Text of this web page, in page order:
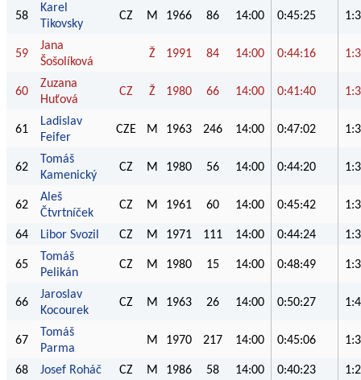
58
Karel
Tikovsky
CZ M 1966 86 14:00 0:45:25
59
Jana
Šošolíková
Ž 1991 84 14:00 0:44:16
60
Zuzana
Huťová
CZ Ž 1980 66 14:00 0:41:40
61
Ladislav
Feifer
CZE M 1963 246 14:00 0:47:02
62
Tomáš
Kamenický
CZ M 1980 56 14:00 0:44:20
62
Aleš
Čtvrtníček
CZ M 1961 60 14:00 0:45:42
64 Libor Svozil CZ M 1971 111 14:00 0:44:24
65
Tomáš
Pelikán
CZ M 1980 15 14:00 0:48:49
66
Jaroslav
Kocourek
CZ M 1963 26 14:00 0:50:27
67
Tomáš
Parma
M 1970 217 14:00 0:45:06
68 Josef Roháč CZ M 1986 58 14:00 0:40:23